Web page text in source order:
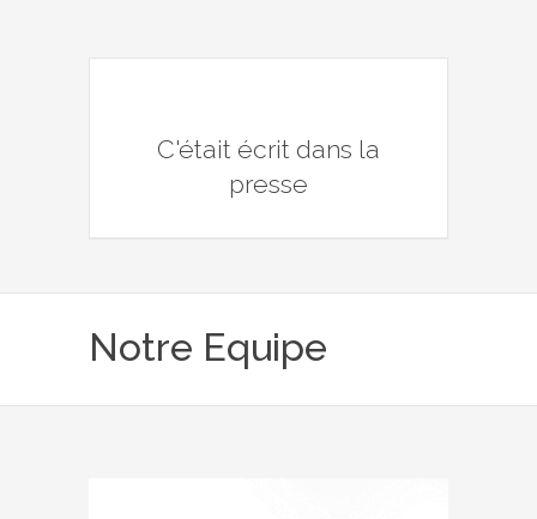
C'était écrit dans la
presse
Notre Equipe